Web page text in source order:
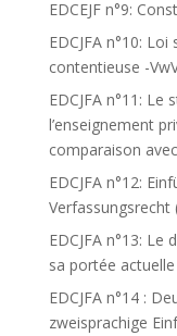
EDCEJF n°9:
EDCJFA n°10:
contentieuse -
EDCJFA n°11:
l’enseignement
comparaison
EDCJFA n°12:
Verfassungsrecht
EDCJFA n°13:
sa portée
EDCJFA n°14 :
zweisprachige